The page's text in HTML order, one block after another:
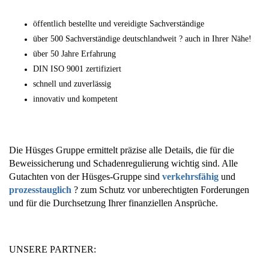
öffentlich bestellte und vereidigte Sachverständige
über 500 Sachverständige deutschlandweit ? auch in Ihrer Nähe!
über 50 Jahre Erfahrung
DIN ISO 9001 zertifiziert
schnell und zuverlässig
innovativ und kompetent
Die Hüsges Gruppe ermittelt präzise alle Details, die für die
Beweissicherung und Schadenregulierung wichtig sind. Alle
Gutachten von der Hüsges-Gruppe sind verkehrsfähig und
prozesstauglich ? zum Schutz vor unberechtigten Forderungen
und für die Durchsetzung Ihrer finanziellen Ansprüche.
UNSERE PARTNER: